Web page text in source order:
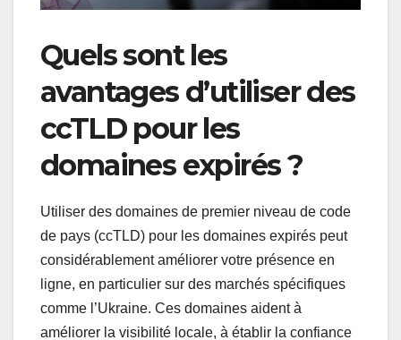
Quels sont les
avantages d’utiliser des
ccTLD pour les
domaines expirés ?
Utiliser des domaines de premier niveau de code
de pays (ccTLD) pour les domaines expirés peut
considérablement améliorer votre présence en
ligne, en particulier sur des marchés spécifiques
comme l’Ukraine. Ces domaines aident à
améliorer la visibilité locale, à établir la confiance